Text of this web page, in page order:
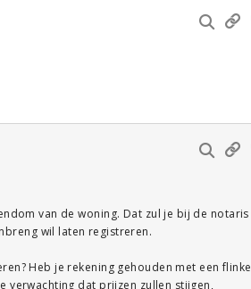
van de woning. Dat zul je bij de notaris
wil laten registreren.
Heb je rekening gehouden met een flinke
verwachting dat prijzen zullen stijgen,